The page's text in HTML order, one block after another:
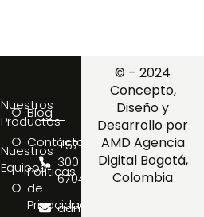
Nuestros
Productos
Nuestros
Equipos
Blog
Contáctanos
Políticas
de
Privacidad
+57
300
6704192
© – 2024
Concepto,
Diseño y
Desarrollo por
AMD Agencia
Digital Bogotá,
Colombia